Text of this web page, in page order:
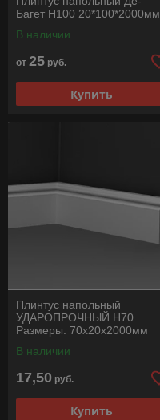
Багет Н100 20*100*2000мм
В наличии
от 25 руб.
Купить
Плинтус напольный
УДАРОПРОЧНЫЙ H70
Размеры: 70x20x2000мм
В наличии
17,50 руб.
Купить